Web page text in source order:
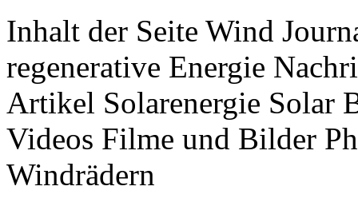
Inhalt der Seite Wind
regenerative Energie
Artikel Solarenergie Solar
Videos Filme und Bilder
Windrädern